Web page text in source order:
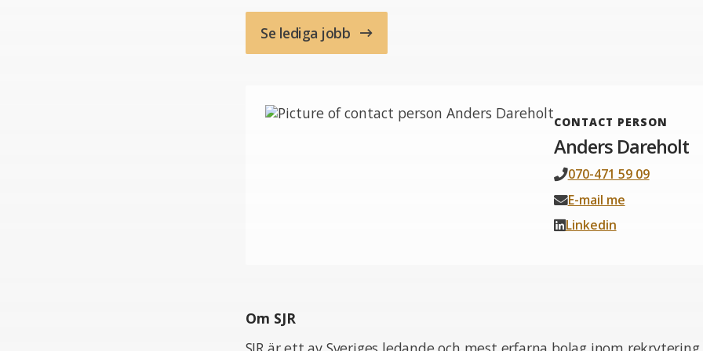
Se lediga jobb
CONTACT PERSON
Anders Dareholt
070-471 59 09
E-mail me
Linkedin
Om SJR